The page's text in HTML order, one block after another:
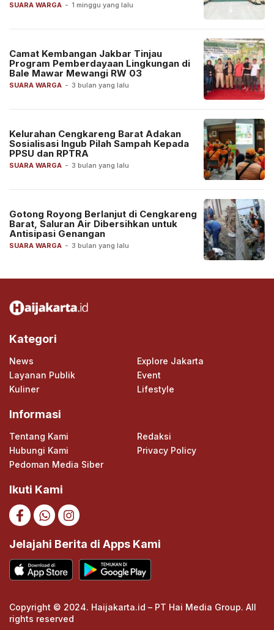
SUARA WARGA - 1 minggu yang lalu
SUARA WARGA - 3 bulan yang lalu
Camat Kembangan Jakbar Tinjau
Program Pemberdayaan Lingkungan di
Bale Mawar Mewangi RW 03
SUARA WARGA - 3 bulan yang lalu
Kelurahan Cengkareng Barat Adakan
Sosialisasi Ingub Pilah Sampah Kepada
PPSU dan RPTRA
SUARA WARGA - 3 bulan yang lalu
Gotong Royong Berlanjut di Cengkareng
Barat, Saluran Air Dibersihkan untuk
Antisipasi Genangan
Kategori
News
Explore Jakarta
Layanan Publik
Event
Kuliner
Lifestyle
Informasi
Tentang Kami
Redaksi
Hubungi Kami
Privacy Policy
Pedoman Media Siber
Ikuti Kami
Jelajahi Berita di Apps Kami
Copyright © 2024. Haijakarta.id – PT Hai Media Group. All
rights reserved